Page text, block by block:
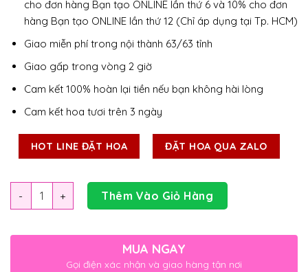
cho đơn hàng Bạn tạo ONLINE lần thứ 6 và 10% cho đơn
hàng Bạn tạo ONLINE lần thứ 12 (Chỉ áp dụng tại Tp. HCM)
Giao miễn phí trong nội thành 63/63 tỉnh
Giao gấp trong vòng 2 giờ
Cam kết 100% hoàn lại tiền nếu bạn không hài lòng
Cam kết hoa tươi trên 3 ngày
HOT LINE ĐẶT HOA ĐẶT HOA QUA ZALO
Số lượng Thêm Vào Giỏ Hàng
MUA NGAY
Gọi điện xác nhận và giao hàng tận nơi